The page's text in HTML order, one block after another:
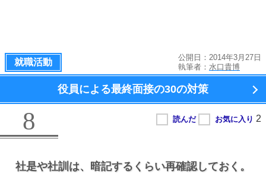
就職活動
公開日：2014年3月27日
執筆者： 水口貴博
役員による最終面接の30の対策
8
社是や社訓は、 暗記するくらい再確認しておく。